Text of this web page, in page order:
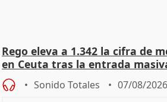
Rego eleva a 1.342 la cifra de
en Ceuta tras la entrada
Sonido Totales 07/08/2026